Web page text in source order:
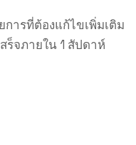
ารที่ต้องแก้ไขเพิ่มเติม
ร็จภายใน 1 สัปดาห์